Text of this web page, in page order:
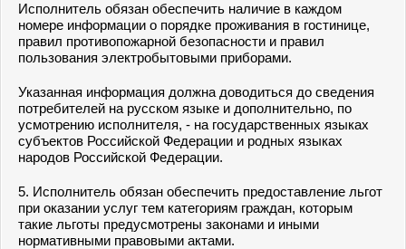
Исполнитель обязан обеспечить наличие в каждом
номере информации о порядке проживания в гостинице,
правил противопожарной безопасности и правил
пользования электробытовыми приборами.
Указанная информация должна доводиться до сведения
потребителей на русском языке и дополнительно, по
усмотрению исполнителя, - на государственных языках
субъектов Российской Федерации и родных языках
народов Российской Федерации.
5. Исполнитель обязан обеспечить предоставление льгот
при оказании услуг тем категориям граждан, которым
такие льготы предусмотрены законами и иными
нормативными правовыми актами.